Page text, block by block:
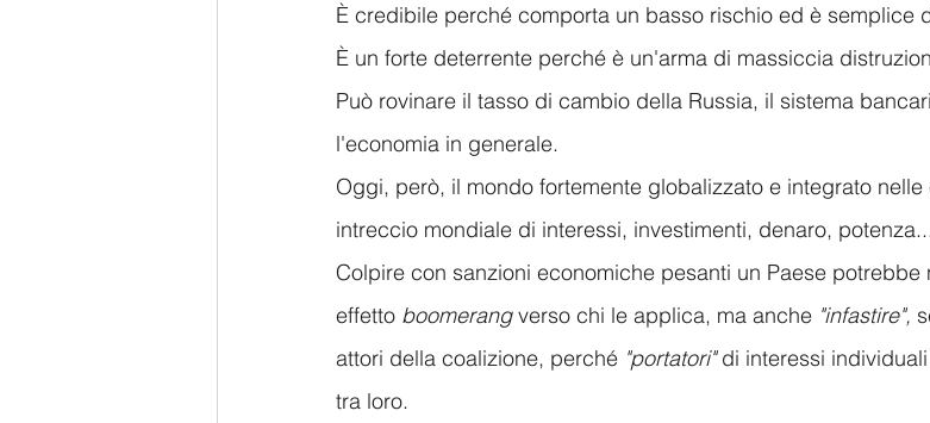
È credibile perché comporta un basso rischio ed è semplice
È un forte deterrente perché è un'arma di massiccia
Può rovinare il tasso di cambio della Russia, il sistema
l'economia in generale.
Oggi, però, il mondo fortemente globalizzato e integrato
intreccio mondiale di interessi, investimenti, denaro,
Colpire con sanzioni economiche pesanti un Paese potrebbe
effetto boomerang verso chi le applica, ma anche "infastire",
attori della coalizione, perché "portatori" di interessi
tra loro.